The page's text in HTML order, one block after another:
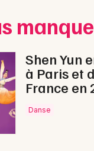
Shen Yun
à Paris et
France en
Danse